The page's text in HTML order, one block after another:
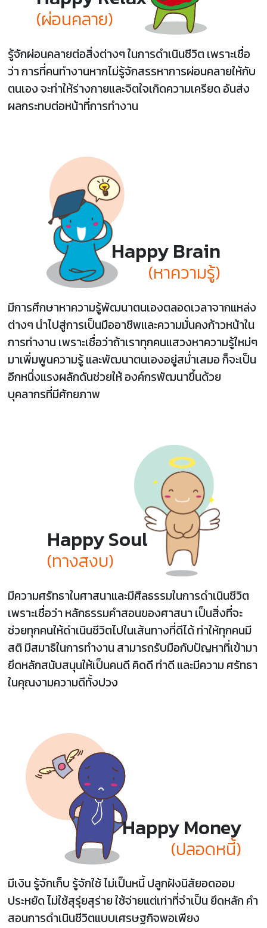
รู้จักผ่อนคลายต่อสิ่งต่างๆ ในการดำเนินชีวิต เพราะเชื่อ
ว่า การที่คนทำงานหากไม่รู้จักสรรหาการผ่อนคลายให้กับ
ตนเอง จะทำให้ร่างกายและจิตใจเกิดความเครียด อันส่ง
ผลกระทบต่อหน้าที่การทำงาน
(ผ่อนคลาย)
Happy Brain
(หาความรู้)
มีการศึกษาหาความรู้พัฒนาตนเองตลอดเวลาจากแหล่ง
ต่างๆ นำไปสู่การเป็นมืออาชีพและความมั่นคงก้าวหน้าใน
การทำงาน เพราะเชื่อว่าถ้าเราทุกคนแสวงหาความรู้ใหม่ๆ
มาเพิ่มพูนความรู้ และพัฒนาตนเองอยู่สม่ำเสมอ ก็จะเป็น
อีกหนึ่งแรงผลักดันช่วยให้ องค์กรพัฒนาขึ้นด้วย
บุคลากรที่มีศักยภาพ
มีความศรัทธาในศาสนาและมีศีลธรรมในการดำเนินชีวิต
เพราะเชื่อว่า หลักธรรมคำสอนของศาสนา เป็นสิ่งที่จะ
ช่วยทุกคนให้ดำเนินชีวิตไปในเส้นทางที่ดีได้ ทำให้ทุกคนมี
สติ มีสมาธิในการทำงาน สามารถรับมือกับปัญหาที่เข้ามา
ยึดหลักสนับสนุนให้เป็นคนดี คิดดี ทำดี และมีความ ศรัทธา
ในคุณงามความดีทั้งปวง
Happy Soul
(ทางสงบ)
Happy Money
(ปลอดหนี้)
มีเงิน รู้จักเก็บ รู้จักใช้ ไม่เป็นหนี้ ปลูกฝังนิสัยอดออม
ประหยัด ไม่ใช้สุรุ่ยสุร่าย ใช้จ่ายแต่เท่าที่จำเป็น ยึดหลัก คำ
สอนการดำเนินชีวิตแบบเศรษฐกิจพอเพียง